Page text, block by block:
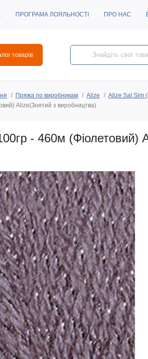
ПРОГРАМА ЛОЯЛЬНОСТІ ПРО НАС
товарів
Пряжа по виробникам Alize
Alize Sal Sim
Alize(Знятий з виробництва)
- 460м (Фіолетовий)